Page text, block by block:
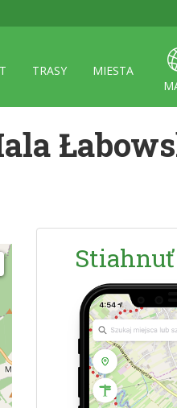
TRASY
MIESTA